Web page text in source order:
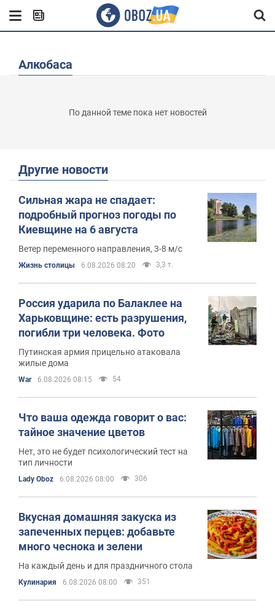
Алкобаса
По данной теме пока нет новостей
Другие новости
Сильная жара не спадает:
подробный прогноз погоды по
Киевщине на 6 августа
Ветер переменного направления, 3-8 м/с
Жизнь столицы 6.08.2026 08:20 3,3 т.
Россия ударила по Балаклее на
Харьковщине: есть разрушения,
погибли три человека. Фото
Путинская армия прицельно атаковала
жилые дома
War 6.08.2026 08:15 54
Что ваша одежда говорит о вас:
тайное значение цветов
Нет, это не будет психологический тест на
тип личности
Lady Oboz 6.08.2026 08:00 306
Вкусная домашняя закуска из
запеченных перцев: добавьте
много чеснока и зелени
На каждый день и для праздничного стола
Кулинария 6.08.2026 08:00 351